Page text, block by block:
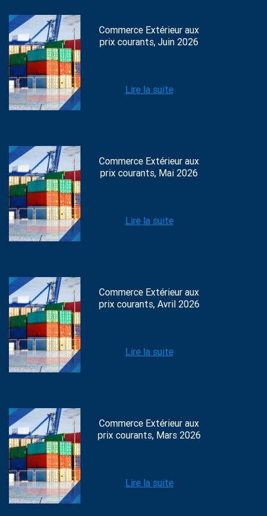
Commerce Extérieur aux
prix courants, Juin 2026
Lire la suite
Commerce Extérieur aux
prix courants, Mai 2026
Lire la suite
Commerce Extérieur aux
prix courants, Avril 2026
Lire la suite
Commerce Extérieur aux
prix courants, Mars 2026
Lire la suite